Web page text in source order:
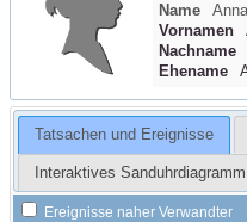
Name
Vornamen
Nachname
Ehename
Tatsachen und Ereignisse
Interaktives Sanduhrdiagramm
Ereignisse naher Verwandter